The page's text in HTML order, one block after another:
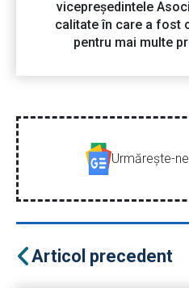
vicepreședintele
calitate în care a fost
pentru mai multe
Urmăreşte-
Articol precedent